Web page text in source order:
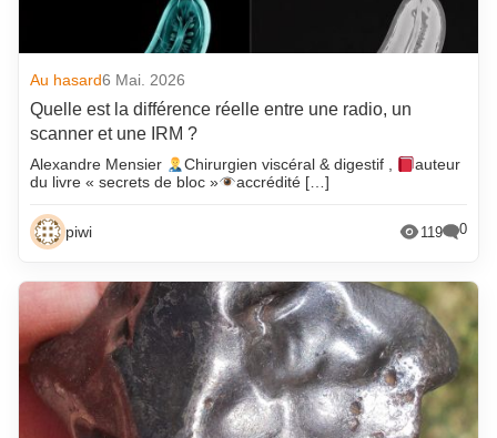
Au hasard6 Mai. 2026
Quelle est la différence réelle entre une radio, un
scanner et une IRM ?
Alexandre Mensier Chirurgien viscéral & digestif ,
auteur
du livre « secrets de bloc »
accrédité […]
piwi 119 0